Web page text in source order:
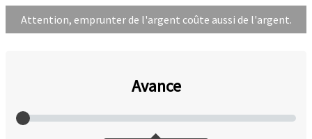
Attention, emprunter de l'argent coûte aussi de l'argent.
Avance